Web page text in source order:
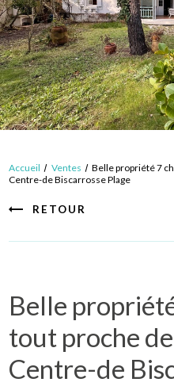
Accueil Ventes
Belle propriété 7
Centre-de Biscarrosse Plage
RETOUR
Belle
tout proche
Centre-de